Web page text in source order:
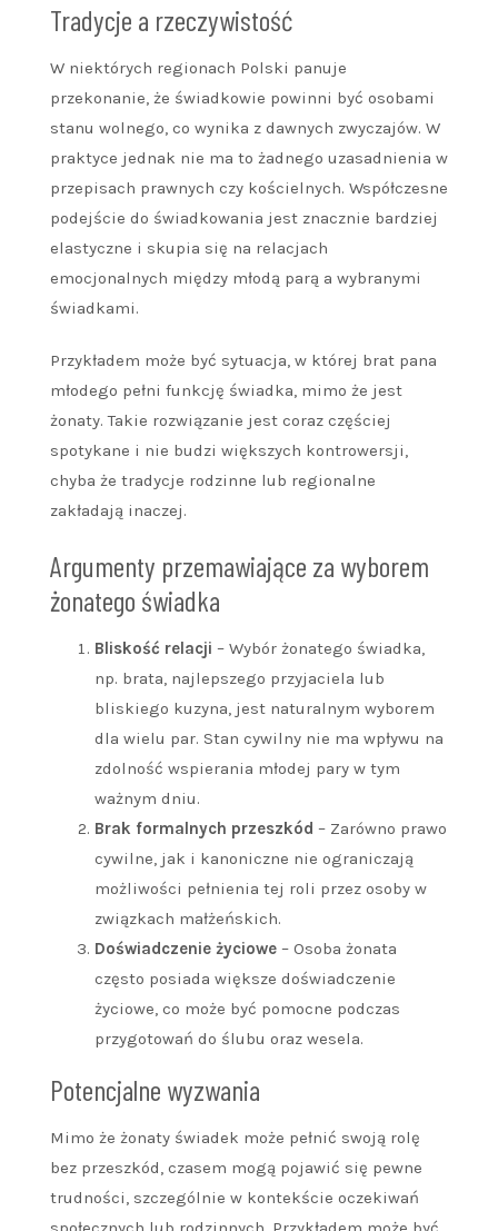
Tradycje a rzeczywistość
W niektórych regionach Polski panuje
przekonanie, że świadkowie powinni być osobami
stanu wolnego, co wynika z dawnych zwyczajów. W
praktyce jednak nie ma to żadnego uzasadnienia w
przepisach prawnych czy kościelnych. Współczesne
podejście do świadkowania jest znacznie bardziej
elastyczne i skupia się na relacjach
emocjonalnych między młodą parą a wybranymi
świadkami.
Przykładem może być sytuacja, w której brat pana
młodego pełni funkcję świadka, mimo że jest
żonaty. Takie rozwiązanie jest coraz częściej
spotykane i nie budzi większych kontrowersji,
chyba że tradycje rodzinne lub regionalne
zakładają inaczej.
Argumenty przemawiające za wyborem
żonatego świadka
Bliskość relacji – Wybór żonatego świadka,
np. brata, najlepszego przyjaciela lub
bliskiego kuzyna, jest naturalnym wyborem
dla wielu par. Stan cywilny nie ma wpływu na
zdolność wspierania młodej pary w tym
ważnym dniu.
Brak formalnych przeszkód – Zarówno prawo
cywilne, jak i kanoniczne nie ograniczają
możliwości pełnienia tej roli przez osoby w
związkach małżeńskich.
Doświadczenie życiowe – Osoba żonata
często posiada większe doświadczenie
życiowe, co może być pomocne podczas
przygotowań do ślubu oraz wesela.
Potencjalne wyzwania
Mimo że żonaty świadek może pełnić swoją rolę
bez przeszkód, czasem mogą pojawić się pewne
trudności, szczególnie w kontekście oczekiwań